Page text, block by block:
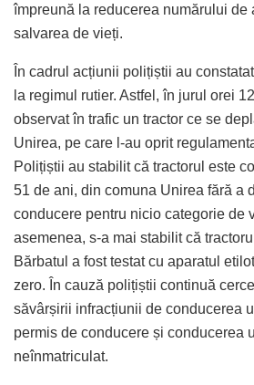
împreună la reducerea numărului de
salvarea de vieți.
În cadrul acțiunii polițiștii au
la regimul rutier. Astfel, în jurul orei
observat în trafic un tractor ce se
Unirea, pe care l-au oprit
Polițiștii au stabilit că tractorul este
51 de ani, din comuna Unirea fără a
conducere pentru nicio categorie de
asemenea, s-a mai stabilit că
Bărbatul a fost testat cu aparatul
zero. În cauză polițiștii continuă
săvârșirii infracțiunii de conducerea
permis de conducere și conducerea
neînmatriculat.